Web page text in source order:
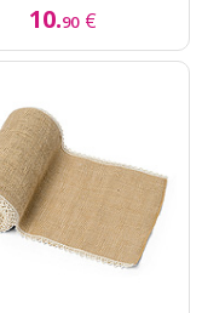
10.90 €